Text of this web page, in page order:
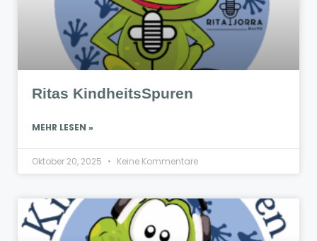
Ritas KindheitsSpuren
MEHR LESEN »
Oktober 20, 2025 Keine Kommentare